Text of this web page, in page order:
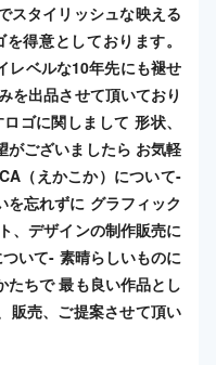
スタイリッシュな映える
得意としております。
レベルな10年先にも褪せ
を出品させて頂いており
ゴに関しまして 形状、
がございましたら お気軽
（えかこか）について-
を忘れずに グラフィック
、デザインの制作販売に
いて- 素晴らしいものに
たちで 最も良い作品とし
販売、ご提案させて頂い